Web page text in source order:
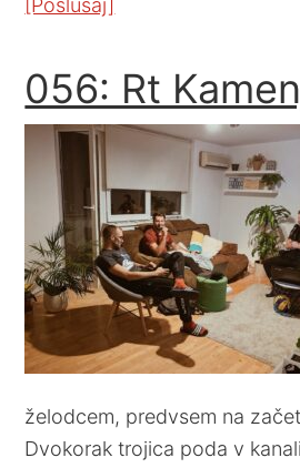
[Poslušaj]
056: Rt
želodcem, predvsem na
Dvokorak trojica poda v